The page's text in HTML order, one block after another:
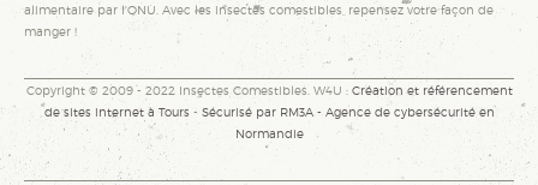
alimentaire par l'ONU. Avec les insectes comestibles, repensez votre façon de
manger !
Copyright © 2009 - 2022 Insectes Comestibles. W4U : Création et référencement
de sites internet à Tours - Sécurisé par RM3A - Agence de cybersécurité en
Normandie